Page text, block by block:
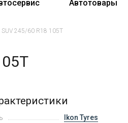
Автотовары
SUV 245/60 R18 105T
Ikon Tyres